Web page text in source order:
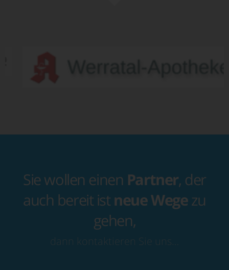
Sie wollen einen Partner, der
auch bereit ist neue Wegezu
gehen,
dann kontaktieren Sie uns…